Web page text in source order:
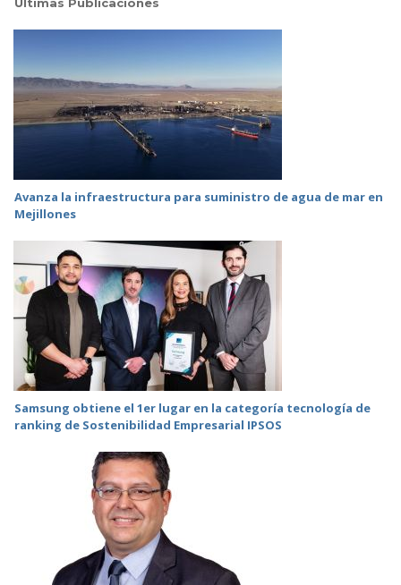
Avanza la infraestructura para suministro de agua de mar en
Mejillones
Samsung obtiene el 1er lugar en la categoría tecnología de
ranking de Sostenibilidad Empresarial IPSOS